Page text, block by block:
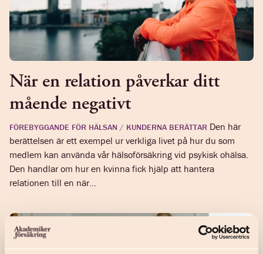
När en relation påverkar ditt
mående negativt
FÖREBYGGANDE FÖR HÄLSAN / KUNDERNA BERÄTTAR Den här
berättelsen är ett exempel ur verkliga livet på hur du som
medlem kan använda vår hälsoförsäkring vid psykisk ohälsa.
Den handlar om hur en kvinna fick hjälp att hantera
relationen till en när...